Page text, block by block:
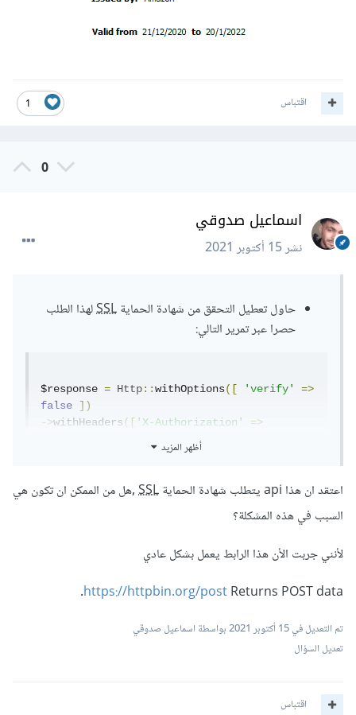
1 اقتباس
0
اسماعيل صدوقي
نشر15 أكتوبر 2021
حاول تعطيل التحقق من شهادة الحمايةSSLلهذا الطلب
حصرا عبر تمرير التالي:
$response = Http::withOptions([ 'verify'
=>
false
])
->withHeaders(['X-Authorization'
=>
);
أظهر المزيد
اعتقد ان هذا api يتطلب شهادة الحماية SSL,هل من الممكن ان تكون هي
السبب في هذه المشكلة؟
لأنني جربت الأن هذا الرابط يعمل بشكل عادي
https://httpbin.org/postReturns POST data.
تم التعديل في15 أكتوبر 2021
بواسطة اسماعيل صدوقي
تعديل السؤال
اقتباس